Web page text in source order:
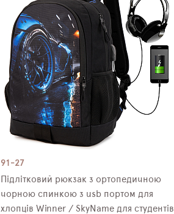
91-27
Підлітковий рюкзак з ортопедичною
чорною спинкою з usb портом для
хлопців Winner / SkyName для студентів